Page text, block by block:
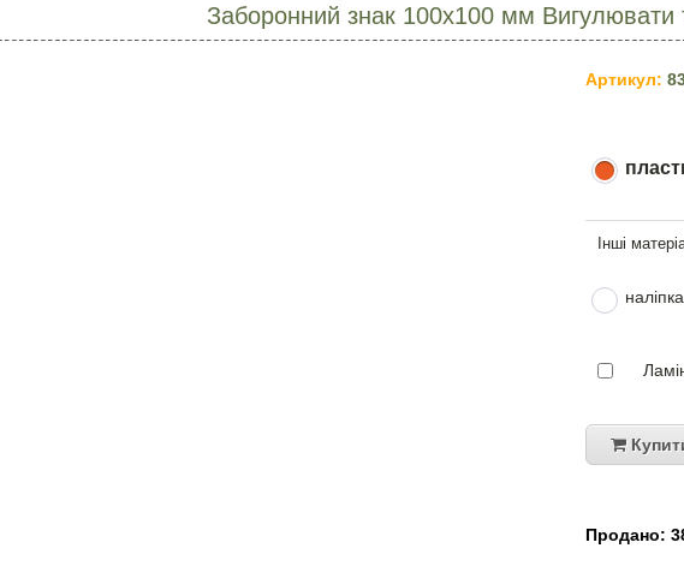
Заборонний знак 100х100 мм Вигулювати
Артикул:
наліпка
Продано: